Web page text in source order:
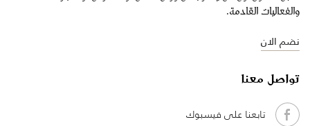
والفعاليات القادمة.
نضم الان
تواصل معنا
تابعنا على فيسبوك